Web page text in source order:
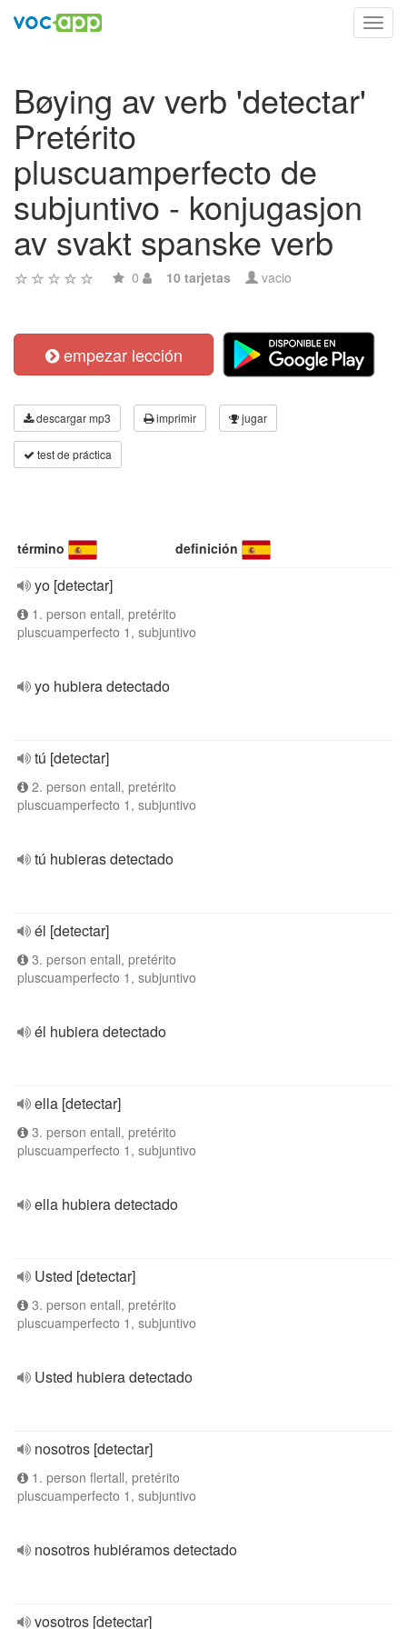
Bøying av verb 'detectar'
Pretérito
pluscuamperfecto de
subjuntivo - konjugasjon
av svakt spanske verb
0 10 tarjetas vacio
empezar lección
descargar mp3 imprimir jugar
test de práctica
término definición
yo [detectar]
1. person entall, pretérito
pluscuamperfecto 1, subjuntivo
yo hubiera detectado
tú [detectar]
2. person entall, pretérito
pluscuamperfecto 1, subjuntivo
tú hubieras detectado
él [detectar]
3. person entall, pretérito
pluscuamperfecto 1, subjuntivo
él hubiera detectado
ella [detectar]
3. person entall, pretérito
pluscuamperfecto 1, subjuntivo
ella hubiera detectado
Usted [detectar]
3. person entall, pretérito
pluscuamperfecto 1, subjuntivo
Usted hubiera detectado
nosotros [detectar]
1. person flertall, pretérito
pluscuamperfecto 1, subjuntivo
nosotros hubiéramos detectado
vosotros [detectar]